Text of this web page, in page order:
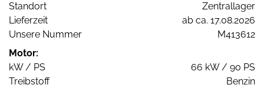
Standort
Zentrallager
Lieferzeit
ab ca. 17.08.2026
Unsere Nummer
M413612
Motor:
kW / PS
66 kW / 90 PS
Treibstoff
Benzin